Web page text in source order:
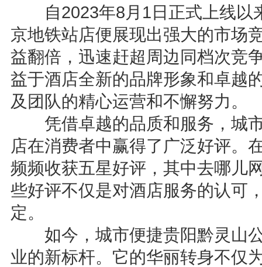
自2023年8月1日正式上线以
京地铁站店便展现出强大的市场
益翻倍，迅速赶超周边同档次竞
益于酒店全新的品牌形象和卓越
及团队的精心运营和不懈努力。
凭借卓越的品质和服务，城市
店在消费者中赢得了广泛好评。
频频收获五星好评，其中去哪儿
些好评不仅是对酒店服务的认可
定。
如今，城市便捷贵阳黔灵山公
业的新标杆。它的华丽转身不仅